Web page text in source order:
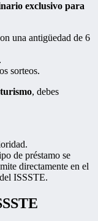
exclusivo para
una antigüedad de 6
sorteos.
, debes
de préstamo se
directamente en el
ISSSTE.